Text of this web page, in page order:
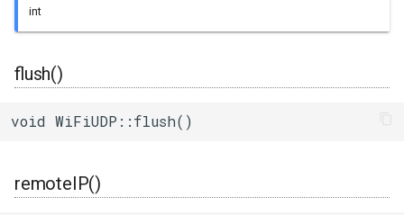
int
flush()
void WiFiUDP::flush()
remoteIP()